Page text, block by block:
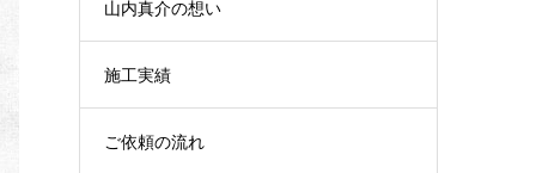
山内真介の想い
施工実績
ご依頼の流れ